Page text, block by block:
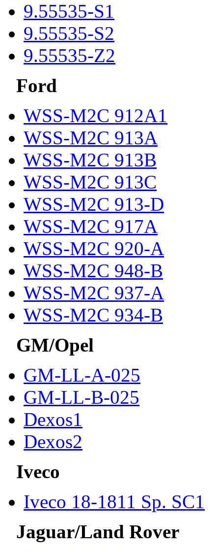
9.55535-S1
9.55535-S2
9.55535-Z2
Ford
WSS-M2C 912A1
WSS-M2C 913A
WSS-M2C 913B
WSS-M2C 913C
WSS-M2C 913-D
WSS-M2C 917A
WSS-M2C 920-A
WSS-M2C 948-B
WSS-M2C 937-A
WSS-M2C 934-B
GM/Opel
GM-LL-A-025
GM-LL-B-025
Dexos1
Dexos2
Iveco
Iveco 18-1811 Sp. SC1
Jaguar/Land Rover